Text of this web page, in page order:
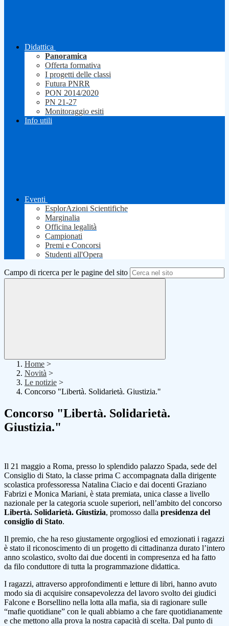
Didattica
Panoramica
Offerta formativa
I progetti delle classi
Futura PNRR
PON 2014/2020
PN 21-27
Monitoraggio esiti
Info utili
Eventi
EsplorAzioni Scientifiche
Marginalia
Officina legalità
Campionati
Premi e Concorsi
Studenti all'Opera
Campo di ricerca per le pagine del sito
Home >
Novità >
Le notizie >
Concorso "Libertà. Solidarietà. Giustizia."
Concorso "Libertà. Solidarietà.
Giustizia."
Il 21 maggio a Roma, presso lo splendido palazzo Spada, sede del
Consiglio di Stato, la classe prima C accompagnata dalla dirigente
scolastica professoressa Natalina Ciacio e dai docenti Graziano
Fabrizi e Monica Mariani, è stata premiata, unica classe a livello
nazionale per la categoria scuole superiori, nell’ambito del concorso
Libertà. Solidarietà. Giustizia, promosso dalla presidenza del
consiglio di Stato.
Il premio, che ha reso giustamente orgogliosi ed emozionati i ragazzi
è stato il riconoscimento di un progetto di cittadinanza durato l’intero
anno scolastico, svolto dai due docenti in compresenza ed ha fatto
da filo conduttore di tutta la programmazione didattica.
I ragazzi, attraverso approfondimenti e letture di libri, hanno avuto
modo sia di acquisire consapevolezza del lavoro svolto dei giudici
Falcone e Borsellino nella lotta alla mafia, sia di ragionare sulle
“mafie quotidiane” con le quali abbiamo a che fare quotidianamente
e che mettono alla prova la nostra capacità di scelta. Dal punto di